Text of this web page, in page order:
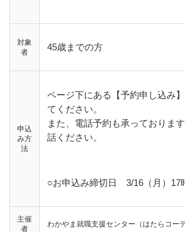
対象
者
45歳までの方
申込
み方
法
ページ下にある【予約申し込み
てください。
また、電話予約も承っておりま
話ください。
○お申込み締切日 3/16（月）17
主催
者
わかやま就職支援センター（はたらコー